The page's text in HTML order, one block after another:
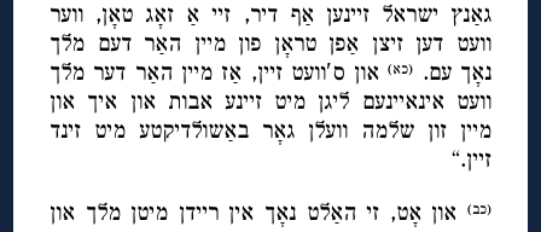
גאַנץ ישראל זיינען אַף דיר, זיי אַ זאָג טאָן, ווער
וועט דען זיצן אַפן טראָן פון מיין האַר דעם מלך
נאָך עם. (כא)און ס′וועט זיין, אַז מיין האַר דער מלך
וועט אינאיינעם ליגן מיט זיינע אבות און איך און
מיין זון שלמה וועלן גאָר באַשולדיקטע מיט זינד
זיין.“
(כב) און אָט, זי האַלט נאָך אין ריידן מיטן מלך און